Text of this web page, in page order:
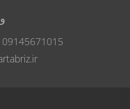
09145671015